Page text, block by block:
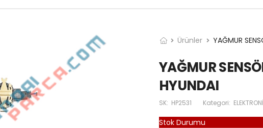
Ürünler YAĞMUR
YAĞMUR
HYUNDAI
SK: HP2531 Kategori:
Stok Durumu